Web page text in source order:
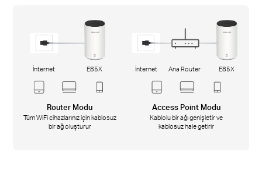
İnternet E85X İnternet Ana Router E85X
Router Modu
Tüm WiFi cihazlarınız için kablosuz
bir ağ oluşturur
Access Point Modu
Kablolu bir ağı genişletir ve
kablosuz hale getirir